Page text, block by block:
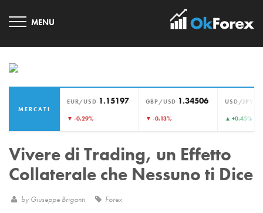
MERCATI
EUR/USD 1.15197
▼ -0.29%
GBP/USD 1.34506
▼ -0.13%
USD/JPY
▲ +0.45%›
Vivere di Trading, un Effetto
Collaterale che Nessuno ti Dice
by Giuseppe Briganti Forex